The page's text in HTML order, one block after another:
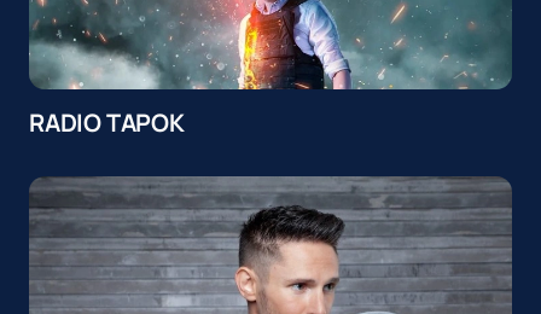
RADIO TAPOK